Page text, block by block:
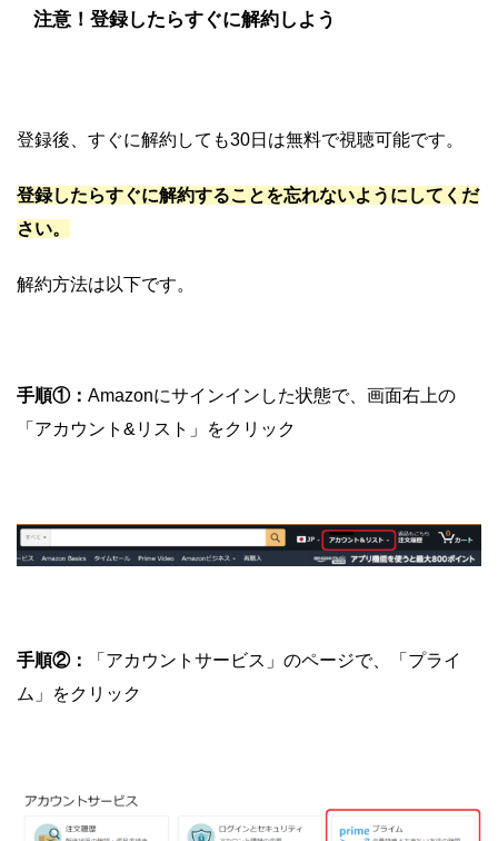
注意！登録したらすぐに解約しよう
登録後、すぐに解約しても30日は無料で視聴可能です。
登録したらすぐに解約することを忘れないようにしてくだ
さい。
解約方法は以下です。
手順①： Amazonにサインインした状態で、画面右上の
「アカウント&リスト」をクリック
手順②：
「アカウントサービス」のページで、「プライ
ム」をクリック